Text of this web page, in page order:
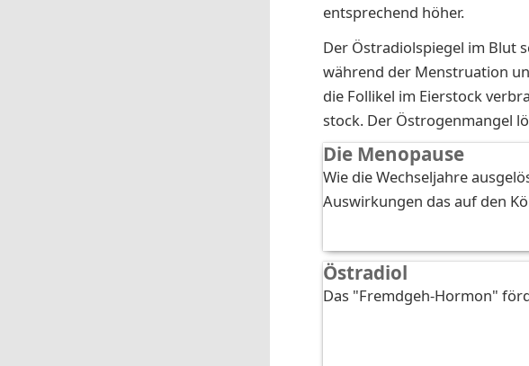
entsprechend höher.
Der Ös­t­ra­di­ol­spie­gel im Blut
wäh­rend der Mens­trua­ti­on
die Fol­li­kel im Ei­er­stock
stock. Der Ös­tro­gen­man­gel
Die Menopause
Wie die Wechseljahre
Auswirkungen das auf den
Östradiol
Das "Fremdgeh-Hormon"